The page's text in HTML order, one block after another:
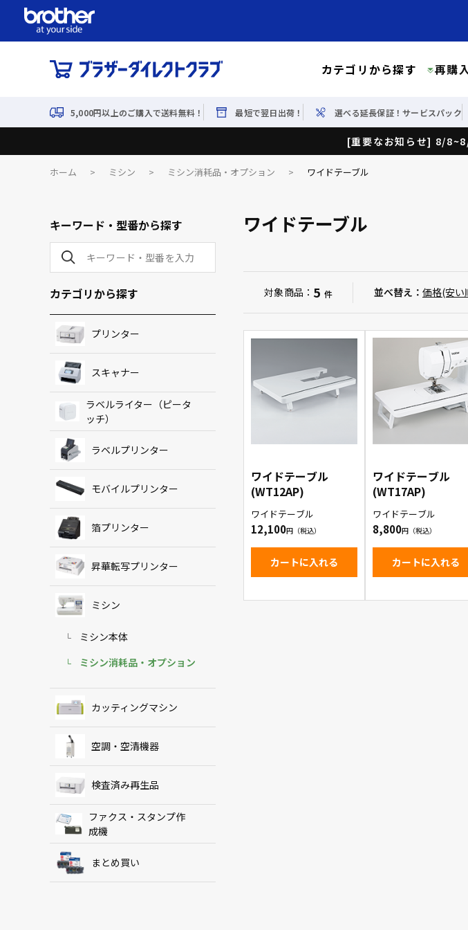
カテゴリから探す 再購
5,000円以上のご購入で送料無料！ 最短で翌日出荷！ 選べる延長保証！サービスパック
[重要なお知らせ] 8/
ホーム > ミシン > ミシン消耗品・オプション > ワイドテーブル
キーワード・型番から探す
カテゴリから探す
プリンター
スキャナー
ラベルライター（ピータ
ッチ）
ラベルプリンター
モバイルプリンター
箔プリンター
昇華転写プリンター
ミシン
ミシン本体
ミシン消耗品・オプション
カッティングマシン
空調・空清機器
検査済み再生品
ファクス・スタンプ作
成機
まとめ買い
ワイドテーブル
対象商品： 5 件 並べ替え： 価格(安い
ワイドテーブル
(WT12AP)
ワイドテーブル
12,100
カートに入れる
ワイドテーブル
(WT17AP)
ワイドテーブル
8,800
カートに入れる